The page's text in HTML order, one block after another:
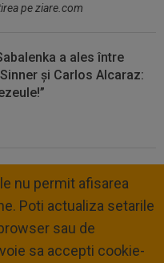
pe ziare.com
a ales între
și Carlos Alcaraz:
nu permit afisarea
Poti actualiza setarile
sau de
sa accepti cookie-